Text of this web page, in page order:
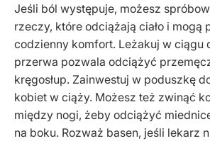
Jeśli ból występuje, możesz
rzeczy, które odciążają ciało i mogą
codzienny komfort. Leżakuj w ciągu
przerwa pozwala odciążyć
kręgosłup. Zainwestuj w poduszkę
kobiet w ciąży. Możesz też zwinąć
między nogi, żeby odciążyć
na boku. Rozważ basen, jeśli lekarz